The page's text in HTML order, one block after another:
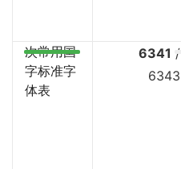
次常用国
字标准字
体表
6341 /
6343